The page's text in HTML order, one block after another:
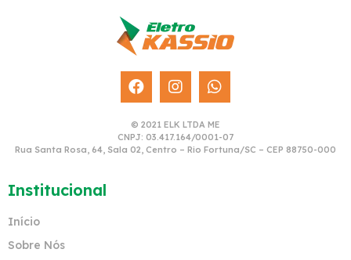
© 2021 ELK LTDA ME
CNPJ: 03.417.164/0001-07
Rua Santa Rosa, 64, Sala 02, Centro – Rio Fortuna/SC – CEP 88750-000
Institucional
Início
Sobre Nós